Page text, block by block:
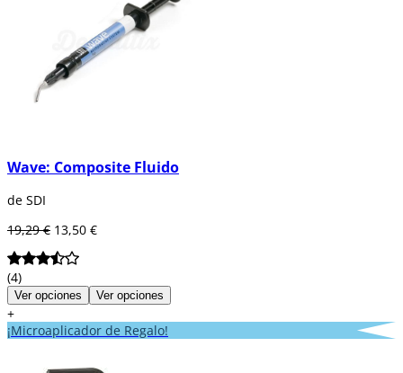
Wave: Composite Fluido
de SDI
19,29 € 13,50 €
(4)
Ver opciones Ver opciones
+
¡Microaplicador de Regalo!